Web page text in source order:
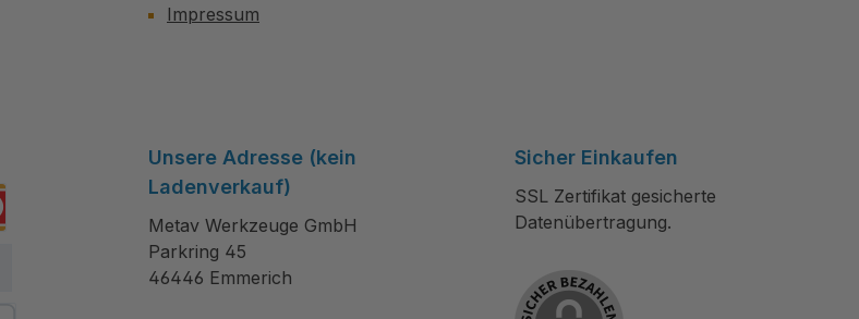
Impressum
Unsere Adresse (kein
Ladenverkauf)
Metav Werkzeuge GmbH
Parkring 45
46446 Emmerich
Sicher Einkaufen
SSL Zertifikat gesicherte
Datenübertragung.